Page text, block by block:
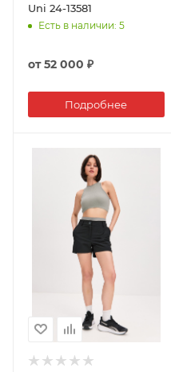
Uni 24-13581
Есть в наличии: 5
от52 000 ₽
Подробнее